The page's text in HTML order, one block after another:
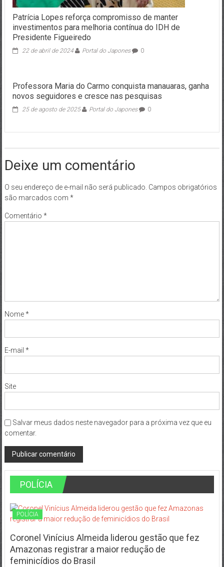
Patrícia Lopes reforça compromisso de manter
investimentos para melhoria contínua do IDH de
Presidente Figueiredo
22 de abril de 2024 Portal do Japones 0
Professora Maria do Carmo conquista manauaras, ganha
novos seguidores e cresce nas pesquisas
25 de agosto de 2025 Portal do Japones 0
Deixe um comentário
O seu endereço de e-mail não será publicado. Campos obrigatórios
são marcados com *
Comentário *
Nome*
E-mail *
Site
Salvar meus dados neste navegador para a próxima vez que eu
comentar.
POLÍCIA
POLÍCIA
Coronel Vinícius Almeida liderou gestão que fez
Amazonas registrar a maior redução de
feminicídios do Brasil